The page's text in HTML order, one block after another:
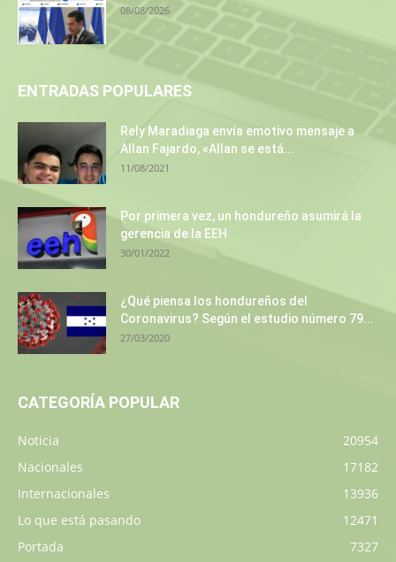
08/08/2026
ENTRADAS POPULARES
Rely Maradiaga envía emotivo mensaje a
Allan Fajardo, «Allan se está...
11/08/2021
Por primera vez, un hondureño asumirá la
gerencia de la EEH
30/01/2022
¿Qué piensa los hondureños del
Coronavirus? Según el estudio número 79...
27/03/2020
CATEGORÍA POPULAR
Noticia
20954
Nacionales
17182
Internacionales
13936
Lo que está pasando
12471
Portada
7327